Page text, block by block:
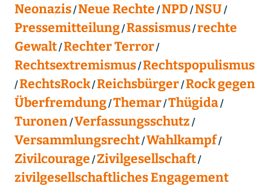
Neonazis Neue Rechte NPD NSU
Pressemitteilung Rassismus rechte
Gewalt Rechter Terror
Rechtsextremismus Rechtspopulismus
RechtsRock Reichsbürger Rock gegen
Überfremdung Themar Thügida
Turonen Verfassungsschutz
Versammlungsrecht Wahlkampf
Zivilcourage Zivilgesellschaft
zivilgesellschaftliches Engagement